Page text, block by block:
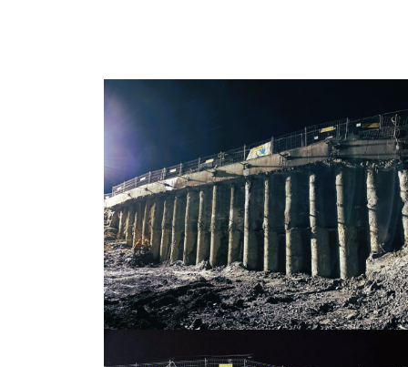
Torkret – beton natryskowy
Przesłony przeciwfiltracyjne i iniekcje gruntu
Iniekcja uszczelniająca
Jet grouting – wzmacnianie gruntu
Przesłony DSM
Wypełnianie pustek
Prace tunelowe
Pale i mikropale geotermalne